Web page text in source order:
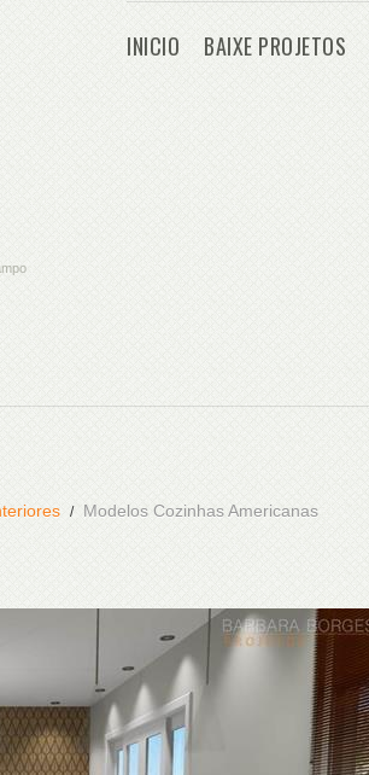
INICIO BAIXE PROJETOS
Modelos Cozinhas Americanas